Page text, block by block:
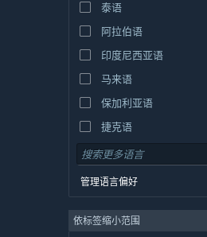
泰语
阿拉伯语
印度尼西亚语
马来语
保加利亚语
捷克语
丹麦语
德语
西班牙语 - 西班牙
管理语言偏好
依标签缩小范围